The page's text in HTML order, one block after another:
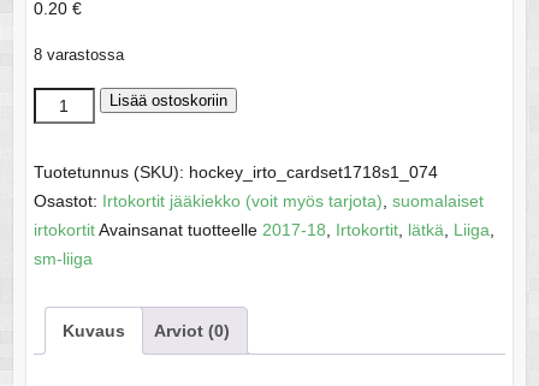
0.20 €
8 varastossa
Pelli,
Arttu
määrä
Lisää ostoskoriin
Tuotetunnus (SKU): hockey_irto_cardset1718s1_074
Osastot: Irtokortit jääkiekko (voit myös tarjota) suomalaiset
irtokortitAvainsanat tuotteelle 2017-18 Irtokortit, lätkä Liiga
sm-liiga
Kuvaus Arviot (0)